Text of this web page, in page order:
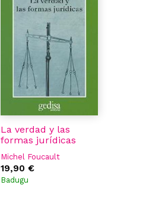
La verdad y las
formas jurídicas
Michel Foucault
19,90 €
Badugu